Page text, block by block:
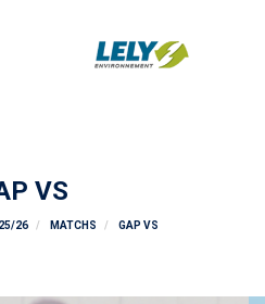
VS
26 MATCHS GAP VS